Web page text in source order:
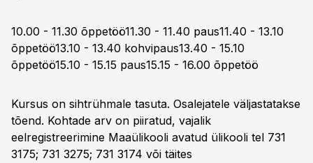
10.00 - 11.30 õppetöö11.30 - 11.40 paus11.40 - 13.10
õppetöö13.10 - 13.40 kohvipaus13.40 - 15.10
õppetöö15.10 - 15.15 paus15.15 - 16.00 õppetöö
Kursus on sihtrühmale tasuta. Osalejatele väljastatakse
tõend. Kohtade arv on piiratud, vajalik
eelregistreerimine Maaülikooli avatud ülikooli tel 731
3175; 731 3275; 731 3174 või täites